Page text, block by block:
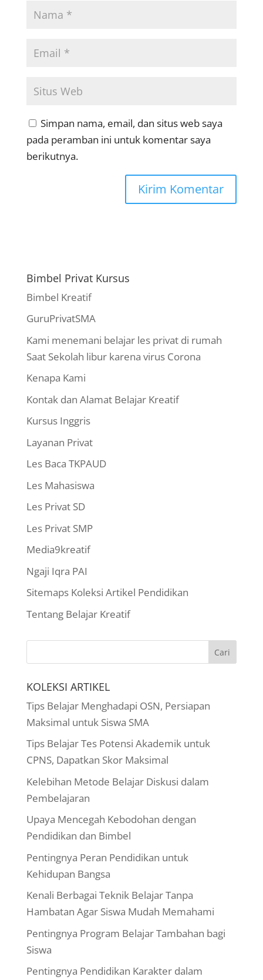
Simpan nama, email, dan situs web saya
pada peramban ini untuk komentar saya
berikutnya.
Bimbel Privat Kursus
Bimbel Kreatif
GuruPrivatSMA
Kami menemani belajar les privat di rumah
Saat Sekolah libur karena virus Corona
Kenapa Kami
Kontak dan Alamat Belajar Kreatif
Kursus Inggris
Layanan Privat
Les Baca TKPAUD
Les Mahasiswa
Les Privat SD
Les Privat SMP
Media9kreatif
Ngaji Iqra PAI
Sitemaps Koleksi Artikel Pendidikan
Tentang Belajar Kreatif
KOLEKSI ARTIKEL
Tips Belajar Menghadapi OSN, Persiapan
Maksimal untuk Siswa SMA
Tips Belajar Tes Potensi Akademik untuk
CPNS, Dapatkan Skor Maksimal
Kelebihan Metode Belajar Diskusi dalam
Pembelajaran
Upaya Mencegah Kebodohan dengan
Pendidikan dan Bimbel
Pentingnya Peran Pendidikan untuk
Kehidupan Bangsa
Kenali Berbagai Teknik Belajar Tanpa
Hambatan Agar Siswa Mudah Memahami
Pentingnya Program Belajar Tambahan bagi
Siswa
Pentingnya Pendidikan Karakter dalam